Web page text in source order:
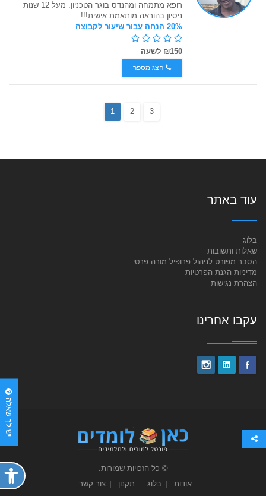
רופא מתמחה ומהנדס בוגר הטכניון. מעל 12 שנות
ניסיון בהוראה מותאמת אישית!!!
20% הנחה עבור שיעור לקבוצה
₪150 לשעה
הצג מספר
1 2 3
יש לך שאלה
עוד באתר
בלוג
שאלות ותשובות
הסבר מפורט לניהול פרופיל מורה פרטי
מדיניות הגנת הפרטיות
הצהרת נגישות
עקבו אחרינו
© כל הזכויות שמורות.
אודות
בלוג תקנון צור קשר
פתח